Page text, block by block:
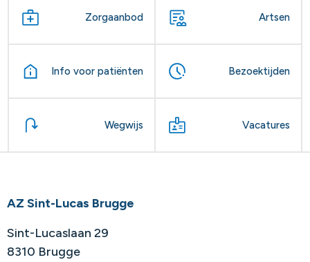
Zorgaanbod Artsen
Info voor patiënten Bezoektijden
Wegwijs Vacatures
AZ Sint-Lucas Brugge
Sint-Lucaslaan 29
8310 Brugge